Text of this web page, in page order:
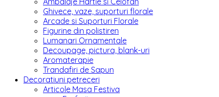
Ghivece, vaze, suporturi florale
Arcade si Suporturi Florale
Figurine din polistiren
Lumanari Ornamentale
Decoupage, pictura, blank-uri
Aromaterapie
Trandafiri de Sapun
Decoratiuni petreceri
Articole Masa Festiva